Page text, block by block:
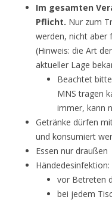
Im gesamten
Pflicht. Nur zum
werden, nicht aber
(Hinweis: die Art
aktueller Lage
Beachtet
MNS tragen
immer, kann
Getränke dürfen
und konsumiert
Essen nur draußen
Händedesinfektion:
vor Betreten
bei jedem